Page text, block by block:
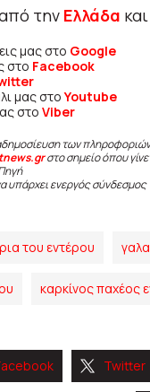
την Ελλάδα
μας στο Google
στο Facebook
μας στοYoutube
στο Viber
των
στο σημείο όπου
υπάρχει ενεργός σύνδεσμος
του εντέρου
καρκίνος παχέος
Twitter